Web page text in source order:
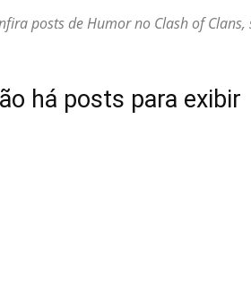
posts de Humor no Clash of
há posts para exibir